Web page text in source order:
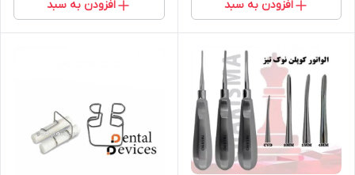
افزودن به سبد افزودن به سبد